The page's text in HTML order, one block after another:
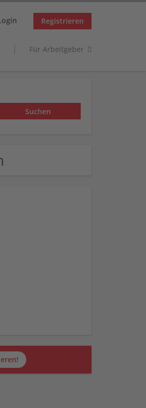
Registrieren
Für Arbeitgeber